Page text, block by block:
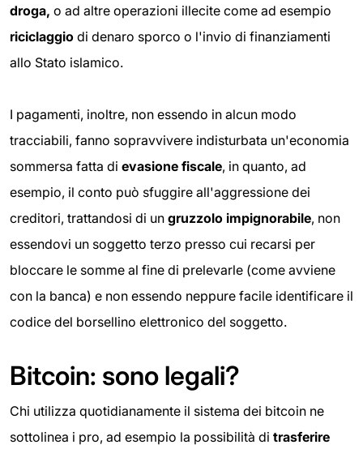
droga, o ad altre operazioni illecite come ad esempio
riciclaggio di denaro sporco o l'invio di finanziamenti
allo Stato islamico.
I pagamenti, inoltre, non essendo in alcun modo
tracciabili, fanno sopravvivere indisturbata un'economia
sommersa fatta di evasione fiscale, in quanto, ad
esempio, il conto può sfuggire all'aggressione dei
creditori, trattandosi di un gruzzolo impignorabile, non
essendovi un soggetto terzo presso cui recarsi per
bloccare le somme al fine di prelevarle (come avviene
con la banca) e non essendo neppure facile identificare il
codice del borsellino elettronico del soggetto.
Bitcoin: sono legali?
Chi utilizza quotidianamente il sistema dei bitcoin ne
sottolinea i pro, ad esempio la possibilità di trasferire